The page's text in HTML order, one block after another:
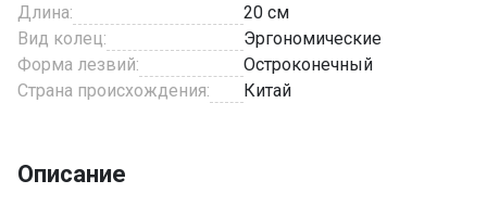
Длина:
20 см
Вид колец:
Эргономические
Форма лезвий:
Остроконечный
Страна происхождения:
Китай
Описание